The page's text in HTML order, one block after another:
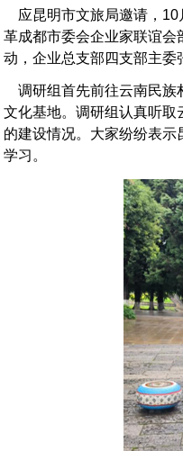
应昆明市文旅局邀请，10
革成都市委会企业家联谊会
动，企业总支部四支部主委
调研组首先前往云南民族
文化基地。调研组认真听
的建设情况。大家纷纷表
学习。